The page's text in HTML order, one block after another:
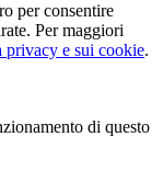
per consentire
Per maggiori
privacy e sui cookie.
di questo